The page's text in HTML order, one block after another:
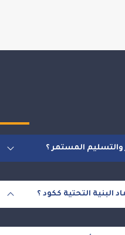
والتسليم المستمر ؟
البنية التحتية ككود ؟